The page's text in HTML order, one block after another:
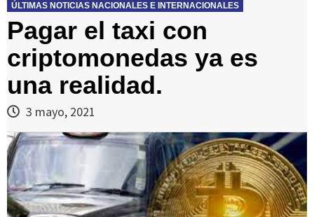
ÚLTIMAS NOTICIAS NACIONALES E INTERNACIONALES
Pagar el taxi con
criptomonedas ya es
una realidad.
3 mayo, 2021